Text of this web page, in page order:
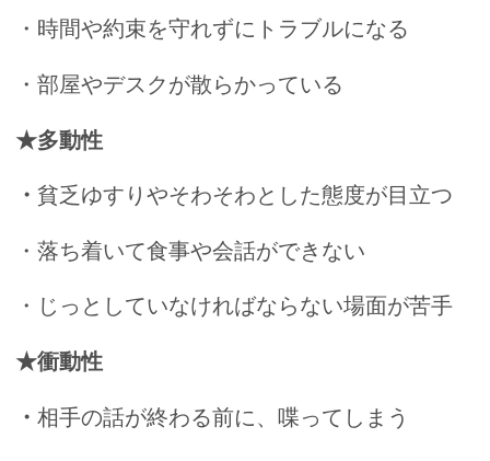
・時間や約束を守れずにトラブルになる
・部屋やデスクが散らかっている
★多動性
・ 貧乏ゆすりやそわそわとした態度が目立つ
・落ち着いて食事や会話ができない
・じっとしていなければならない場面が苦手
★衝動性
・ 相手の話が終わる前に、喋ってしまう